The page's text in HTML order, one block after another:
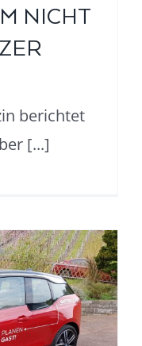
NICHT
berichtet
[...]